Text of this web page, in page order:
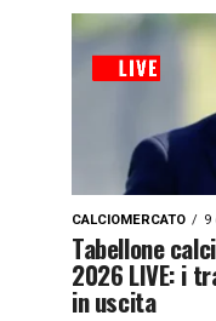
CALCIOMERCATO 9
Tabellone
2026 LIVE: i
in uscita